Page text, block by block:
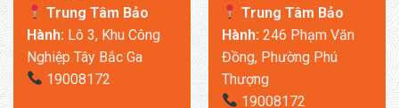
Trung Tâm Bảo
Hành: Lô 3, Khu Công
Nghiệp Tây Bắc Ga
19008172
Trung Tâm Bảo
Hành: 246 Phạm Văn
Đồng, Phường Phú
Thượng
19008172